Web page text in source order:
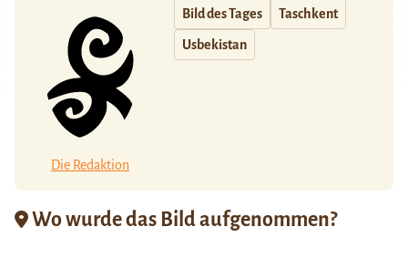
Die Redaktion
Bild des Tages Taschkent
Usbekistan
Wo wurde das Bild aufgenommen?